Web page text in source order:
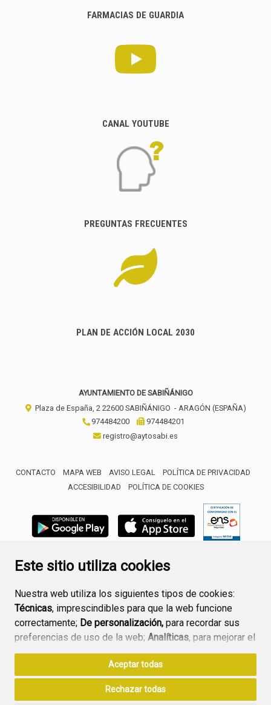
Este sitio utiliza cookies
Nuestra web utiliza los siguientes tipos de cookies:
Técnicas, imprescindibles para que la web funcione
correctamente; De personalización, para recordar sus
preferencias de uso de la web; Analíticas, para mejorar el
funcionamiento de la web y sus servicios.
Si acepta pulsando el botón“Aceptar todas”
consideramos que acepta su uso. Si pulsa el botón
Aceptar todas
Rechazar todas
FARMACIAS DE GUARDIA
CANAL YOUTUBE
PREGUNTAS FRECUENTES
PLAN DE ACCIÓN LOCAL 2030
AYUNTAMIENTO DE SABIÑÁNIGO
Plaza de España, 2 22600 SABIÑÁNIGO - ARAGÓN (ESPAÑA)
974484200
974484201
registro@aytosabi.es
CONTACTO MAPA WEB AVISO LEGAL
POLÍTICA DE PRIVACIDAD
ACCESIBILIDAD
POLÍTICA DE COOKIES